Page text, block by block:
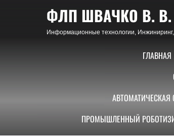
ФЛП ШВАЧКО В. В.
Информационные технологии,
ГЛАВНАЯ
ПРОМЫШЛЕННЫЙ